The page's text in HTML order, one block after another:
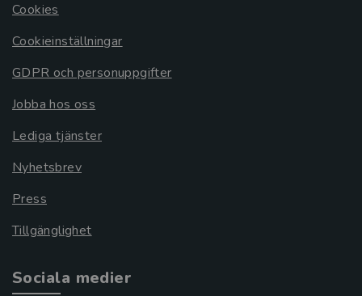
Cookies
Cookieinställningar
GDPR och personuppgifter
Jobba hos oss
Lediga tjänster
Nyhetsbrev
Press
Tillgänglighet
Sociala medier